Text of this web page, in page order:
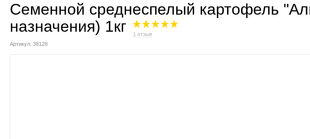
Семенной среднеспелый картофель
назначения) 1кг
1 отзыв
Артикул: 38128